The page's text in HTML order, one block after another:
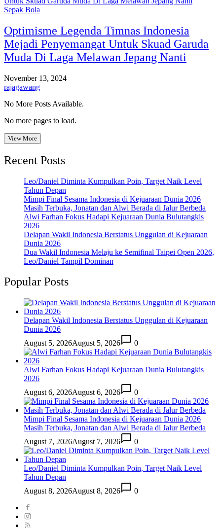
Sepak Bola
Optimisme Legenda Timnas Indonesia
Mejadi Penyemangat Untuk Skuad Garuda
Muda Di Laga Melawan Jepang Nanti
November 13, 2024
rajagawang
No More Posts Available.
No more pages to load.
View More
Recent Posts
Leo/Daniel Diminta Kumpulkan Poin, Target Naik Level
Tahun Depan
Mimpi Final Sesama Indonesia di Kejuaraan Dunia 2026
Masih Terbuka, Jonatan dan Alwi Berada di Jalur Berbeda
Alwi Farhan Fokus Hadapi Kejuaraan Dunia Bulutangkis
2026
Delapan Wakil Indonesia Berstatus Unggulan di Kejuaraan
Dunia 2026
Dua Wakil Indonesia Melaju ke Semifinal Taipei Open 2026,
Leo/Daniel Tampil Dominan
Popular Posts
Delapan Wakil Indonesia Berstatus Unggulan di Kejuaraan
Dunia 2026
August 5, 2026August 5, 2026 0
Alwi Farhan Fokus Hadapi Kejuaraan Dunia Bulutangkis
2026
August 6, 2026August 6, 2026 0
Mimpi Final Sesama Indonesia di Kejuaraan Dunia 2026
Masih Terbuka, Jonatan dan Alwi Berada di Jalur Berbeda
August 7, 2026August 7, 2026 0
Leo/Daniel Diminta Kumpulkan Poin, Target Naik Level
Tahun Depan
August 8, 2026August 8, 2026 0